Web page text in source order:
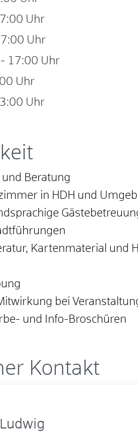
Uhr
Uhr
- 17:00 Uhr
Uhr
Uhr
Beratung
in HDH und
Kartenmaterial und
bei
und Info-Broschüren
Kontakt
Ludwig